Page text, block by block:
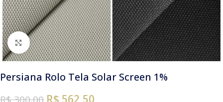
Clique para ampliar
Persiana Rolo Tela Solar Screen 1%
R$300,00 R$ 562,50